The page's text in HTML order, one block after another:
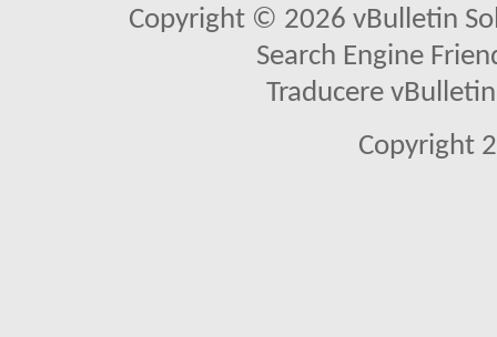
Copyright © 2026 vBulletin
Search Engine
Traducere
Copyright